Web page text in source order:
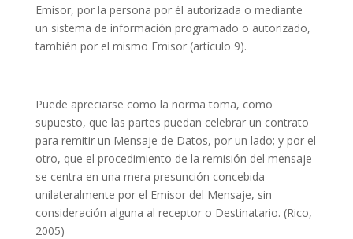
Emisor, por la persona por él autorizada o mediante
un sistema de información programado o autorizado,
también por el mismo Emisor (artículo 9).
Puede apreciarse como la norma toma, como
supuesto, que las partes puedan celebrar un contrato
para remitir un Mensaje de Datos, por un lado; y por el
otro, que el procedimiento de la remisión del mensaje
se centra en una mera presunción concebida
unilateralmente por el Emisor del Mensaje, sin
consideración alguna al receptor o Destinatario. (Rico,
2005)